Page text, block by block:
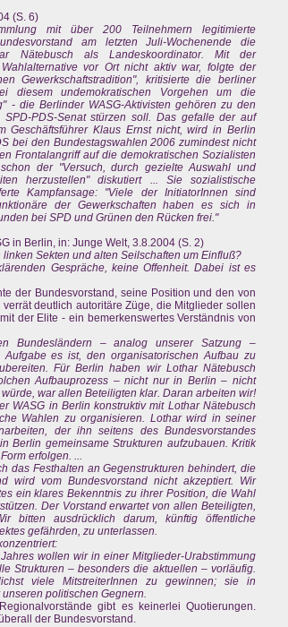
(S. 6)
mit über 200 Teilnehmern legitimierte
am letzten Juli-Wochenende die
Nätebusch als Landeskoordinator. Mit der
vor Ort nicht aktiv war, folgte der
Gewerkschaftstradition", kritisierte die berliner
diesem undemokratischen Vorgehen um die
- die Berlinder WASG-Aktivisten gehören zu den
PDS-Senat stürzen soll. Das gefalle der auf
Geschäftsführer Klaus Ernst nicht, wird in Berlin
bei den Bundestagswahlen 2006 zumindest nicht
Frontalangriff auf die demokratischen Sozialisten
der "Versuch, durch gezielte Auswahl und
herzustellen" diskutiert ... Sie sozialistische
Kampfansage: "Viele der InitiatorInnen sind
der Gewerkschaften haben es sich in
bei SPD und Grünen den Rücken frei."
in Berlin, in: Junge Welt, 3.8.2004 (S. 2)
Sekten und alten Seilschaften um Einfluß?
Gespräche, keine Offenheit. Dabei ist es
der Bundesvorstand, seine Position und den von
deutlich autoritäre Züge, die Mitglieder sollen
der Elite - ein bemerkenswertes Verständnis von
Bundesländern – analog unserer Satzung –
es ist, den organisatorischen Aufbau zu
Für Berlin haben wir Lothar Nätebusch
Aufbauprozess – nicht nur in Berlin – nicht
war allen Beteiligten klar. Daran arbeiten wir!
WASG in Berlin konstruktiv mit Lothar Nätebusch
Wahlen zu organisieren. Lothar wird in seiner
der ihn seitens des Bundesvorstandes
Berlin gemeinsame Strukturen aufzubauen. Kritik
erfolgen. ...
das Festhalten an Gegenstrukturen behindert, die
wird vom Bundesvorstand nicht akzeptiert. Wir
ein klares Bekenntnis zu ihrer Position, die Wahl
Der Vorstand erwartet von allen Beteiligten,
bitten ausdrücklich darum, künftig öffentliche
gefährden, zu unterlassen.
wollen wir in einer Mitglieder-Urabstimmung
Strukturen – besonders die aktuellen – vorläufig.
viele MitstreiterInnen zu gewinnen; sie in
politischen Gegnern.
gibt es keinerlei Quotierungen.
der Bundesvorstand.